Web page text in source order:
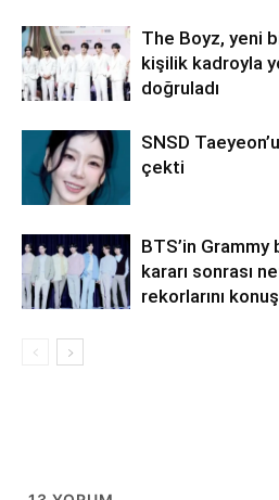
The Boyz, yeni
kişilik kadroyla
doğruladı
SNSD
çekti
BTS’in
kararı sonrası
rekorlarını